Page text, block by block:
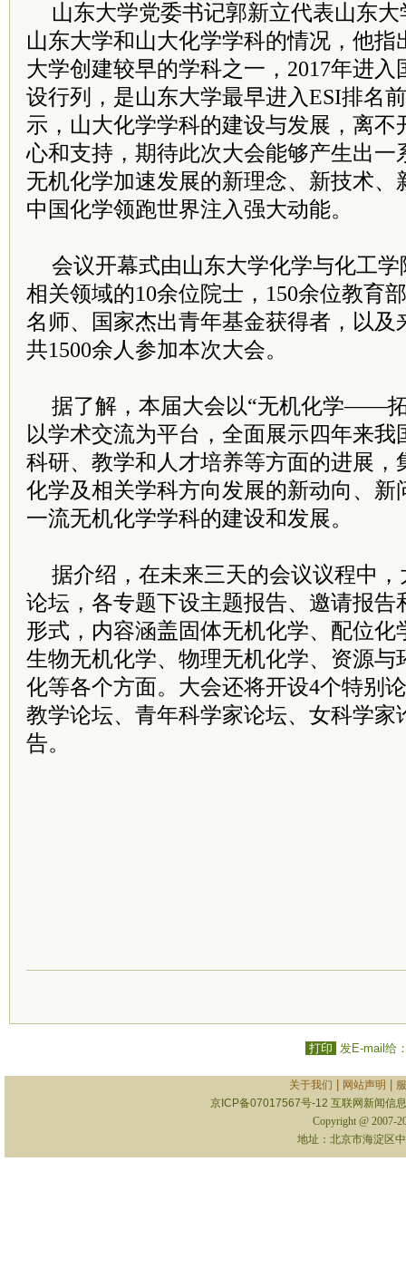
山东大学党委书记郭新立代表山东
山东大学和山大化学学科的情况，他指
大学创建较早的学科之一，2017年进
设行列，是山东大学最早进入ESI排名
示，山大化学学科的建设与发展，离不
心和支持，期待此次大会能够产生出一
无机化学加速发展的新理念、新技术、
中国化学领跑世界注入强大动能。
会议开幕式由山东大学化学与化工
相关领域的10余位院士，150余位教育
名师、国家杰出青年基金获得者，以及
共1500余人参加本次大会。
据了解，本届大会以“无机化学——
以学术交流为平台，全面展示四年来我
科研、教学和人才培养等方面的进展，
化学及相关学科方向发展的新动向、新
一流无机化学学科的建设和发展。
据介绍，在未来三天的会议议程中
论坛，各专题下设主题报告、邀请报告
形式，内容涵盖固体无机化学、配位化
生物无机化学、物理无机化学、资源与
化等各个方面。大会还将开设4个特别
教学论坛、青年科学家论坛、女科学家
告。
打印 发E-mail给
关于我们 网站声明
京ICP备07017567号-12 互联网新闻信
Copyright @ 2007-
地址：北京市海淀区